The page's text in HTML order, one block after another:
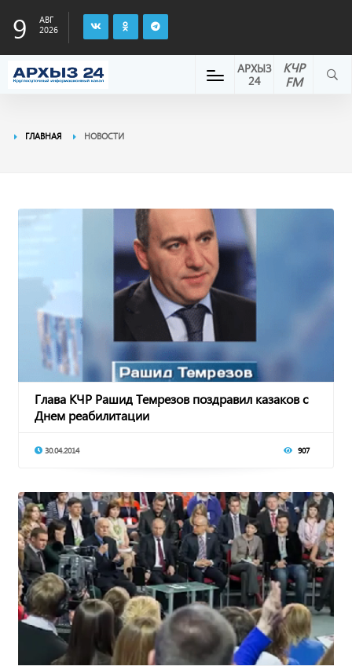
9
АВГ
2026
КЧР
FM
АРХЫЗ
24
ГЛАВНАЯ НОВОСТИ
Глава КЧР Рашид Темрезов поздравил казаков с
Днем реабилитации
30.04.2014 907